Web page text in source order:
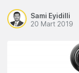
Sami Eyidilli
20 Mart 2019